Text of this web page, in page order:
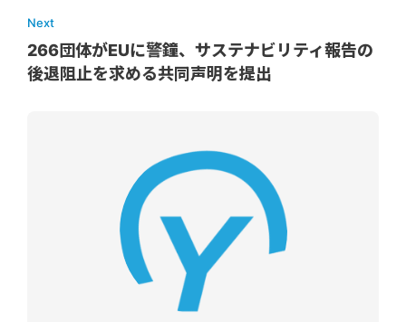
Next
266団体がEUに警鐘、サステナビリティ報告の
後退阻止を求める共同声明を提出